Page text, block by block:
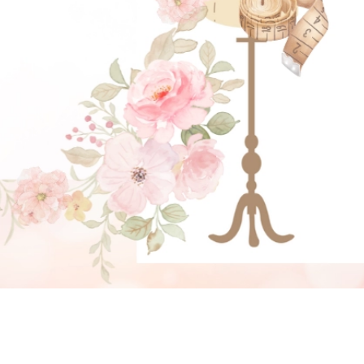
GẬT ĐẦU NHÉ NÀNG !
vào đây để He và Nàng có 1 cuộc hẹn nà)